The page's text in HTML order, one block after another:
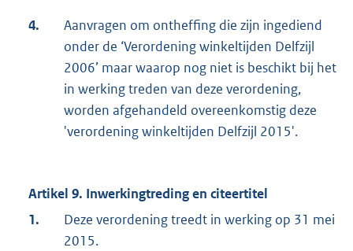
4.
Aanvragen om ontheffing die zijn ingediend
onder de ‘Verordening winkeltijden Delfzijl
2006’ maar waarop nog niet is beschikt bij het
in werking treden van deze verordening,
worden afgehandeld overeenkomstig deze
'verordening winkeltijden Delfzijl 2015'.
Artikel 9. Inwerkingtreding en citeertitel
1.
Deze verordening treedt in werking op 31 mei
2015.